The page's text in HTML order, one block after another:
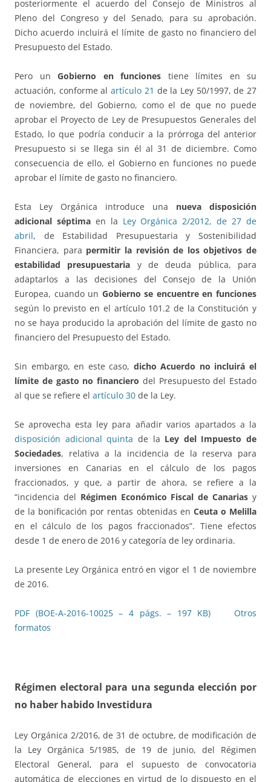
posteriormente el acuerdo del Consejo de Ministros al
Pleno del Congreso y del Senado, para su aprobación.
Dicho acuerdo incluirá el límite de gasto no financiero del
Presupuesto del Estado.
Pero un Gobierno en funciones tiene límites en su
actuación, conforme alartículo 21 de la Ley 50/1997, de 27
de noviembre, del Gobierno, como el de que no puede
aprobar el Proyecto de Ley de Presupuestos Generales del
Estado, lo que podría conducir a la prórroga del anterior
Presupuesto si se llega sin él al 31 de diciembre. Como
consecuencia de ello, el Gobierno en funciones no puede
aprobar el límite de gasto no financiero.
Esta Ley Orgánica introduce una nueva disposición
adicional séptimaen la Ley Orgánica 2/2012, de 27 de
abril, de Estabilidad Presupuestaria y Sostenibilidad
Financiera, para permitir la revisión de los objetivos de
estabilidad presupuestaria y de deuda pública, para
adaptarlos a las decisiones del Consejo de la Unión
Europea, cuando un Gobierno se encuentre en funciones
según lo previsto en el artículo 101.2 de la Constitución y
no se haya producido la aprobación del límite de gasto no
financiero del Presupuesto del Estado.
Sin embargo, en este caso, dicho Acuerdo no incluirá el
límite de gasto no financiero del Presupuesto del Estado
al que se refiere el artículo 30 de la Ley.
Se aprovecha esta ley para añadir varios apartados a la
disposición adicional quinta de la Ley del Impuesto de
Sociedades, relativa a la incidencia de la reserva para
inversiones en Canarias en el cálculo de los pagos
fraccionados, y que, a partir de ahora, se refiere a la
“incidencia del Régimen Económico Fiscal de Canarias y
de la bonificación por rentas obtenidas en Ceuta o Melilla
en el cálculo de los pagos fraccionados”. Tiene efectos
desde 1 de enero de 2016 y categoría de ley ordinaria.
La presente Ley Orgánica entró en vigor el 1 de noviembre
de 2016.
PDF (BOE-A-2016-10025 – 4 págs. – 197 KB)
Otros
formatos
Régimen electoral para una segunda elección por
no haber habido Investidura
Ley Orgánica 2/2016, de 31 de octubre, de modificación de
la Ley Orgánica 5/1985, de 19 de junio, del Régimen
Electoral General, para el supuesto de convocatoria
automática de elecciones en virtud de lo dispuesto en el